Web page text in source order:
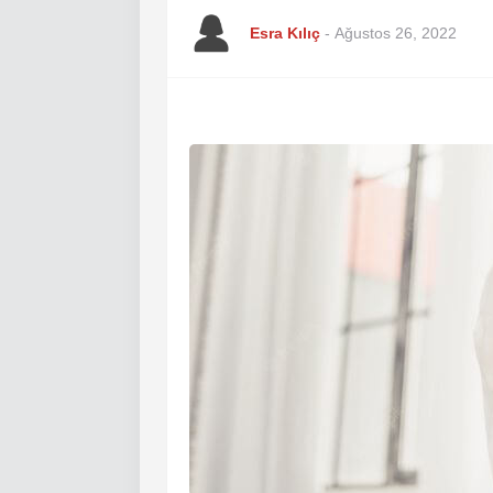
Esra Kılıç - Ağustos 26, 2022